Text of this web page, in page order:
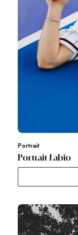
Portrait
Portrait Fabio